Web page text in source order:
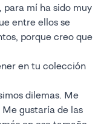
mí ha sido muy
entre ellos se
porque creo que
en tu colección
dilemas. Me
gustaría de las